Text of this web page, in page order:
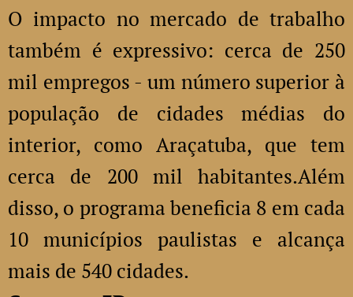
O impacto no mercado de trabalho
também é expressivo: cerca de 250
mil empregos - um número superior à
população de cidades médias do
interior, como Araçatuba, que tem
cerca de 200 mil habitantes.Além
disso, o programa beneficia 8 em cada
10 municípios paulistas e alcança
mais de 540 cidades.